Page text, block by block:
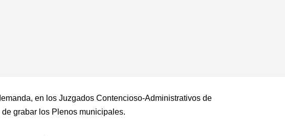
en los Juzgados Contencioso-Administrativos de
grabar los Plenos municipales.